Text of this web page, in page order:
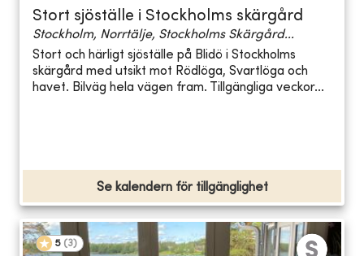
Stort sjöställe i Stockholms skärgård
Stockholm, Norrtälje, Stockholms Skärgård...
Stort och härligt sjöställe på Blidö i Stockholms
skärgård med utsikt mot Rödlöga, Svartlöga och
havet. Bilväg hela vägen fram. Tillgängliga veckor...
Se kalendern för tillgänglighet
5 (3)